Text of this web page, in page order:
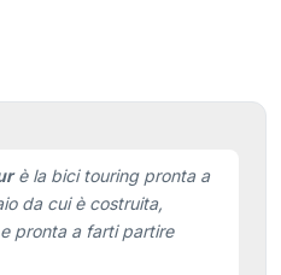
è la bici touring pronta a
da cui è costruita,
pronta a farti partire